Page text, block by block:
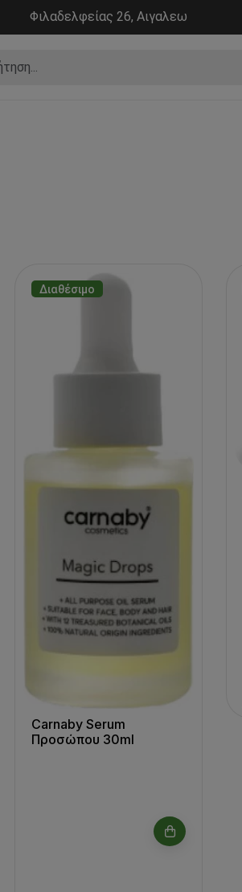
Φιλαδελφείας 26, Αιγαλεω
Διαθέσιμο
Carnaby Serum
Προσώπου 30ml